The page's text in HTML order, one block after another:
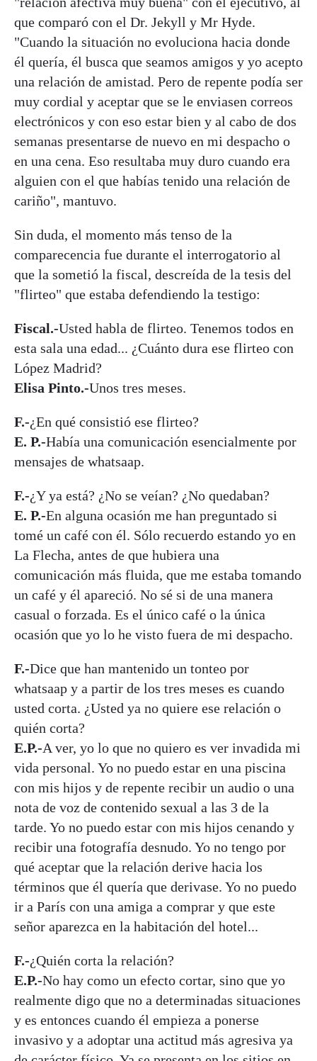
que comparó con el Dr. Jekyll y Mr Hyde.
"Cuando la situación no evoluciona hacia donde
él quería, él busca que seamos amigos y yo acepto
una relación de amistad. Pero de repente podía ser
muy cordial y aceptar que se le enviasen correos
electrónicos y con eso estar bien y al cabo de dos
semanas presentarse de nuevo en mi despacho o
en una cena. Eso resultaba muy duro cuando era
alguien con el que habías tenido una relación de
cariño", mantuvo.
Sin duda, el momento más tenso de la
comparecencia fue durante el interrogatorio al
que la sometió la fiscal, descreída de la tesis del
"flirteo" que estaba defendiendo la testigo:
Fiscal.-Usted habla de flirteo. Tenemos todos en
esta sala una edad... ¿Cuánto dura ese flirteo con
López Madrid?
Elisa Pinto.-Unos tres meses.
F.-¿En qué consistió ese flirteo?
E. P.-Había una comunicación esencialmente por
mensajes de whatsaap.
F.-¿Y ya está? ¿No se veían? ¿No quedaban?
E. P.-En alguna ocasión me han preguntado si
tomé un café con él. Sólo recuerdo estando yo en
La Flecha, antes de que hubiera una
comunicación más fluida, que me estaba tomando
un café y él apareció. No sé si de una manera
casual o forzada. Es el único café o la única
ocasión que yo lo he visto fuera de mi despacho.
F.-Dice que han mantenido un tonteo por
whatsaap y a partir de los tres meses es cuando
usted corta. ¿Usted ya no quiere ese relación o
quién corta?
E.P.-A ver, yo lo que no quiero es ver invadida mi
vida personal. Yo no puedo estar en una piscina
con mis hijos y de repente recibir un audio o una
nota de voz de contenido sexual a las 3 de la
tarde. Yo no puedo estar con mis hijos cenando y
recibir una fotografía desnudo. Yo no tengo por
qué aceptar que la relación derive hacia los
términos que él quería que derivase. Yo no puedo
ir a París con una amiga a comprar y que este
señor aparezca en la habitación del hotel...
F.-¿Quién corta la relación?
E.P.-No hay como un efecto cortar, sino que yo
realmente digo que no a determinadas situaciones
y es entonces cuando él empieza a ponerse
invasivo y a adoptar una actitud más agresiva ya